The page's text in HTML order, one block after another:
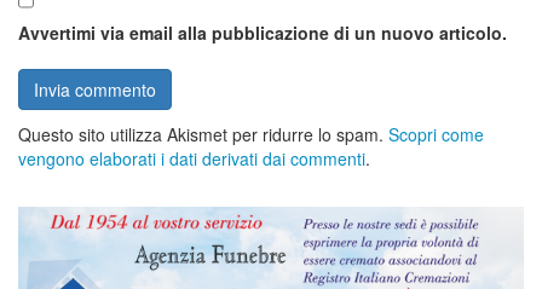
Avvertimi via email alla pubblicazione di un nuovo articolo.
Questo sito utilizza Akismet per ridurre lo spam. Scopri come
vengono elaborati i dati derivati dai commenti.